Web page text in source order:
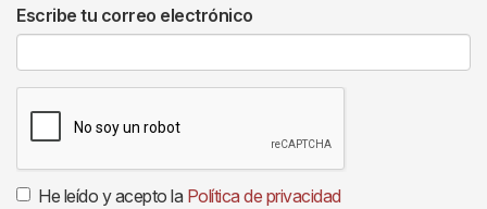
Escribe tu correo electrónico
He leído y acepto la Política de privacidad